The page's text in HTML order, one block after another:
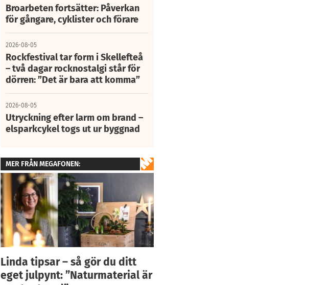
Broarbeten fortsätter: Påverkan
för gångare, cyklister och förare
2026-08-05
Rockfestival tar form i Skellefteå
– två dagar rocknostalgi står för
dörren: ”Det är bara att komma”
2026-08-05
Utryckning efter larm om brand –
elsparkcykel togs ut ur byggnad
MER FRÅN MEGAFONEN:
Linda tipsar – så gör du ditt
eget julpynt: ”Naturmaterial är